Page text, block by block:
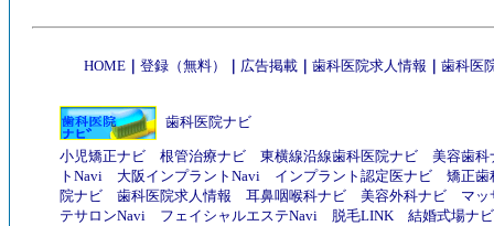
HOME 登録（無料） 広告掲載 歯科医院求人情報 歯科医
歯科医院ナビ
小児矯正ナビ 根管治療ナビ 東横線沿線歯科医院ナビ
美容歯科
トNavi
大阪インプラントNavi インプラント認定医ナビ
矯正歯
院ナビ
歯科医院求人情報 耳鼻咽喉科ナビ 美容外科ナビ
マッ
テサロンNavi
フェイシャルエステNavi 脱毛LINK
結婚式場ナビ